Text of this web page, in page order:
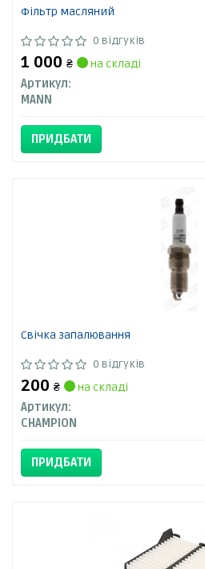
Фільтр масляний
0 відгуків
1 000 ₴
на складі
Артикул:
MANN
ПРИДБАТИ
Свічка запалювання
0 відгуків
200 ₴
на складі
Артикул:
CHAMPION
ПРИДБАТИ